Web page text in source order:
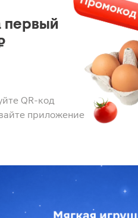
QR-код
приложение
первый